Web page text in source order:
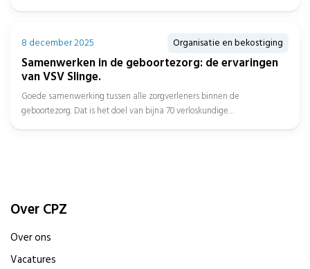
8 december 2025 Organisatie en bekostiging
Samenwerken in de geboortezorg: de ervaringen
van VSV Slinge.
Goede samenwerking tussen alle zorgverleners binnen de
geboortezorg. Dat is het doel van bijna 70 verloskundige
Over CPZ
Over ons
Vacatures